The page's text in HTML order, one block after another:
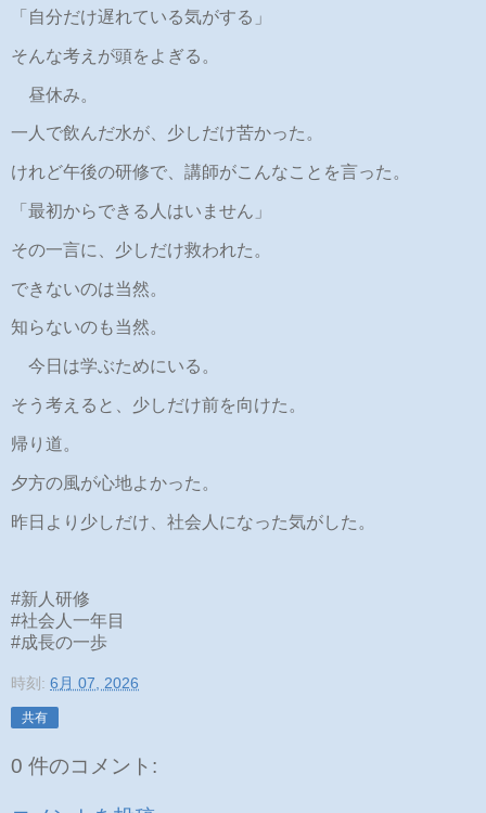
「自分だけ遅れている気がする」
そんな考えが頭をよぎる。
昼休み。
一人で飲んだ水が、少しだけ苦かった。
けれど午後の研修で、講師がこんなことを言った。
「最初からできる人はいません」
その一言に、少しだけ救われた。
できないのは当然。
知らないのも当然。
今日は学ぶためにいる。
そう考えると、少しだけ前を向けた。
帰り道。
夕方の風が心地よかった。
昨日より少しだけ、社会人になった気がした。
#新人研修
#社会人一年目
#成長の一歩
時刻: 6月 07, 2026
共有
0 件のコメント: